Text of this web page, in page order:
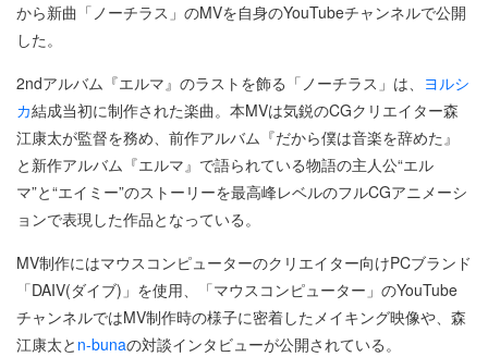
から新曲「ノーチラス」のMVを自身のYouTubeチャンネルで公開
した。
2ndアルバム『エルマ』のラストを飾る「ノーチラス」は、 ヨルシ
カ結成当初に制作された楽曲。本MVは気鋭のCGクリエイター森
江康太が監督を務め、前作アルバム『だから僕は音楽を辞めた』
と新作アルバム『エルマ』で語られている物語の主人公“エル
マ”と“エイミー”のストーリーを最高峰レベルのフルCGアニメーシ
ョンで表現した作品となっている。
MV制作にはマウスコンピューターのクリエイター向けPCブランド
「DAIV(ダイブ)」を使用、「マウスコンピューター」のYouTube
チャンネルではMV制作時の様子に密着したメイキング映像や、森
江康太と n-bunaの対談インタビューが公開されている。